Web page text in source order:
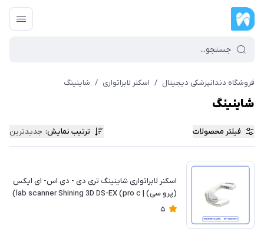
فروشگاه دندانپزشکی دیجیتال / اسکنر لابراتواری / شاینینگ
شاینینگ
فیلتر محصولات ترتیب نمایش: جدیدترین
اسکنر لابراتواری شاینینگ تری دی - دی اس- ای ایکس
(پرو سی) | lab scanner Shining 3D DS-EX (pro c)
5